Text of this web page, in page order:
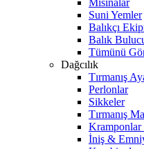
Misinalar
Suni Yemler
Balıkçı
Balık
Tümünü
Dağcılık
Tırmanış
Perlonlar
Sikkeler
Tırmanış
İniş &